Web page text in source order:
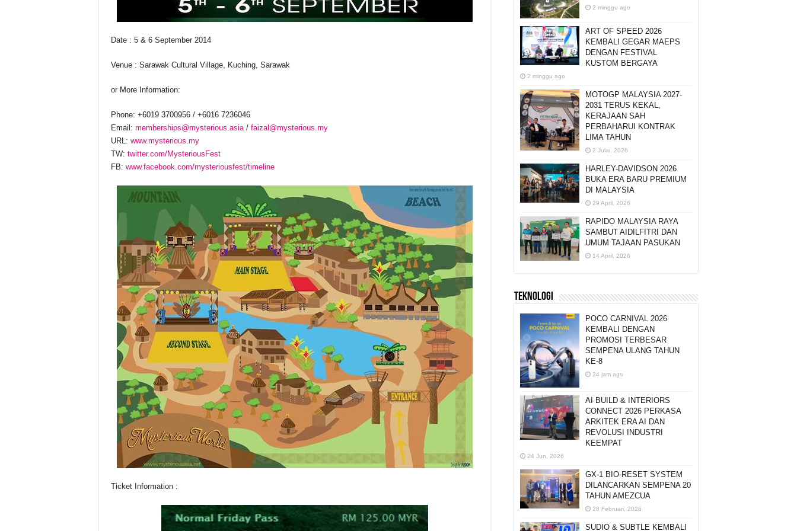
Date : 5 & 6 September 2014
Venue : Sarawak Cultural Village, Kuching, Sarawak
or More Information:
Phone: +6019 3700956 / +6016 7236046
Email: memberships@mysterious.asia / faizal@mysterious.my
URL: www.mysterious.my
TW: twitter.com/MysteriousFest
FB: www.facebook.com/mysteriousfest/timeline
Ticket Information :
2 minggu ago
ART OF SPEED 2026
KEMBALI GEGAR MAEPS
DENGAN FESTIVAL
KUSTOM BERGAYA
2 minggu ago
MOTOGP MALAYSIA 2027-
2031 TERUS KEKAL,
KERAJAAN SAH
PERBAHARUI KONTRAK
LIMA TAHUN
2 Julai, 2026
HARLEY-DAVIDSON 2026
BUKA ERA BARU PREMIUM
DI MALAYSIA
29 April, 2026
RAPIDO MALAYSIA RAYA
SAMBUT AIDILFITRI DAN
UMUM TAJAAN PASUKAN
14 April, 2026
TEKNOLOGI
POCO CARNIVAL 2026
KEMBALI DENGAN
PROMOSI TERBESAR
SEMPENA ULANG TAHUN
KE-8
24 jam ago
AI BUILD & INTERIORS
CONNECT 2026 PERKASA
ARKITEK ERA AI DAN
REVOLUSI INDUSTRI
KEEMPAT
24 Jun, 2026
GX-1 BIO-RESET SYSTEM
DILANCARKAN SEMPENA 20
TAHUN AMEZCUA
28 Februari, 2026
SUDIO & SUBTLE KEMBALI